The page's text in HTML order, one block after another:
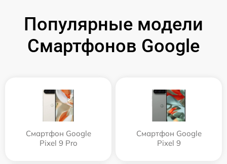
Популярные модели
Смартфонов Google
Смартфон Google
Pixel 9 Pro
Смартфон Google
Pixel 9